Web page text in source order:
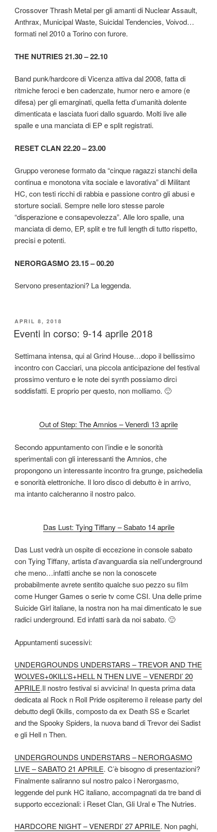
Crossover Thrash Metal per gli amanti di Nuclear Assault,
Anthrax, Municipal Waste, Suicidal Tendencies, Voivod…
formati nel 2010 a Torino con furore.
THE NUTRIES 21.30 – 22.10
Band punk/hardcore di Vicenza attiva dal 2008, fatta di
ritmiche feroci e ben cadenzate, humor nero e amore (e
difesa) per gli emarginati, quella fetta d’umanità dolente
dimenticata e lasciata fuori dallo sguardo. Molti live alle
spalle e una manciata di EP e split registrati.
RESET CLAN 22.20 – 23.00
Gruppo veronese formato da “cinque ragazzi stanchi della
continua e monotona vita sociale e lavorativa” di Militant
HC, con testi ricchi di rabbia e passione contro gli abusi e
storture sociali. Sempre nelle loro stesse parole
“disperazione e consapevolezza”. Alle loro spalle, una
manciata di demo, EP, split e tre full length di tutto rispetto,
precisi e potenti.
NERORGASMO 23.15 – 00.20
Servono presentazioni? La leggenda.
POSTED
ON
APRIL 8, 2018
Eventi in corso: 9-14 aprile 2018
Settimana intensa, qui al Grind House…dopo il bellissimo
incontro con Cacciari, una piccola anticipazione del festival
prossimo venturo e le note dei synth possiamo dirci
soddisfatti. E proprio per questo, non molliamo. 🙂
Out of Step: The Amnios – Venerdì 13 aprile
Secondo appuntamento con l’indie e le sonorità
sperimentali con gli interessanti the Amnios, che
propongono un interessante incontro fra grunge, psichedelia
e sonorità elettroniche. Il loro disco di debutto è in arrivo,
ma intanto calcheranno il nostro palco.
Das Lust: Tying Tiffany – Sabato 14 aprile
Das Lust vedrà un ospite di eccezione in console sabato
con Tying Tiffany, artista d’avanguardia sia nell’underground
che meno…infatti anche se non la conoscete
probabilmente avrete sentito qualche suo pezzo su film
come Hunger Games o serie tv come CSI. Una delle prime
Suicide Girl italiane, la nostra non ha mai dimenticato le sue
radici underground. Ed infatti sarà da noi sabato. 🙂
Appuntamenti sucessivi:
UNDERGROUNDS UNDERSTARS – TREVOR AND THE
WOLVES+0KILL’S+HELL N THEN LIVE – VENERDI’ 20
APRILE.Il nostro festival si avvicina! In questa prima data
dedicata al Rock n Roll Pride ospiteremo il release party del
debutto degli 0kills, composto da ex Death SS e Scarlet
and the Spooky Spiders, la nuova band di Trevor dei Sadist
e gli Hell n Then.
UNDERGROUNDS UNDERSTARS – NERORGASMO
LIVE – SABATO 21 APRILE. C’è bisogno di presentazioni?
Finalmente saliranno sul nostro palco i Nerorgasmo,
leggende del punk HC italiano, accompagnati da tre band di
supporto eccezionali: i Reset Clan, Gli Ural e The Nutries.
HARDCORE NIGHT – VENERDI’ 27 APRILE. Non paghi,